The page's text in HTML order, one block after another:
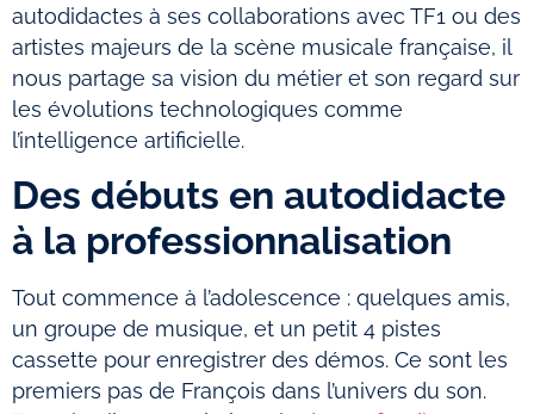
autodidactes à ses collaborations avec TF1 ou des
artistes majeurs de la scène musicale française, il
nous partage sa vision du métier et son regard sur
les évolutions technologiques comme
l’intelligence artificielle.
Des débuts en autodidacte
à la professionnalisation
Tout commence à l’adolescence : quelques amis,
un groupe de musique, et un petit 4 pistes
cassette pour enregistrer des démos. Ce sont les
premiers pas de François dans l’univers du son.